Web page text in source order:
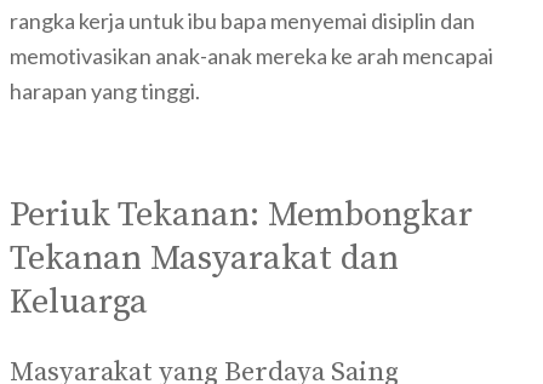
rangka kerja untuk ibu bapa menyemai disiplin dan
memotivasikan anak-anak mereka ke arah mencapai
harapan yang tinggi.
Periuk Tekanan: Membongkar
Tekanan Masyarakat dan
Keluarga
Masyarakat yang Berdaya Saing